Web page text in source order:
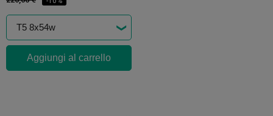
Aggiungi al carrello